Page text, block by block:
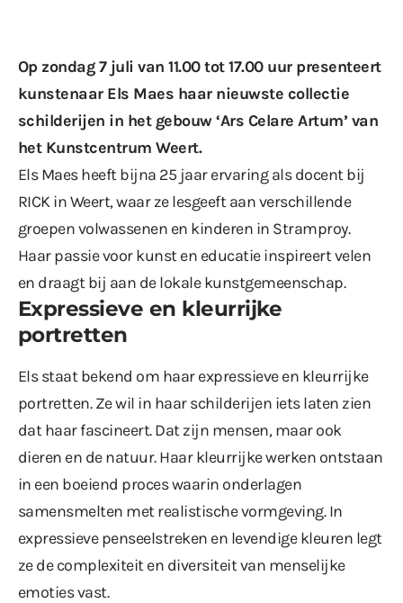
Op zondag 7 juli van 11.00 tot 17.00 uur presenteert
kunstenaar Els Maes haar nieuwste collectie
schilderijen in het gebouw ‘Ars Celare Artum’ van
het Kunstcentrum Weert.
Els Maes heeft bijna 25 jaar ervaring als docent bij
RICK in Weert, waar ze lesgeeft aan verschillende
groepen volwassenen en kinderen in Stramproy.
Haar passie voor kunst en educatie inspireert velen
en draagt bij aan de lokale kunstgemeenschap.
Expressieve en kleurrijke
portretten
Els staat bekend om haar expressieve en kleurrijke
portretten. Ze wil in haar schilderijen iets laten zien
dat haar fascineert. Dat zijn mensen, maar ook
dieren en de natuur. Haar kleurrijke werken ontstaan
in een boeiend proces waarin onderlagen
samensmelten met realistische vormgeving. In
expressieve penseelstreken en levendige kleuren legt
ze de complexiteit en diversiteit van menselijke
emoties vast.